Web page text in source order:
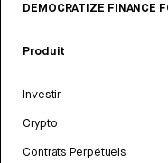
DEMOCRATIZE FINANCE
Produit
Investir
Crypto
Contrats Perpétuels